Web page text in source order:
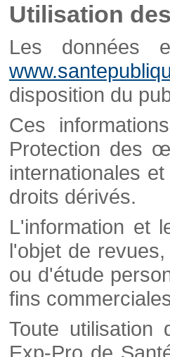
Utilisation
Les données
disposition du
Ces
Protection des
internationales
droits dérivés.
L'information et
l'objet de
ou d'étude
fins
Toute utilisation